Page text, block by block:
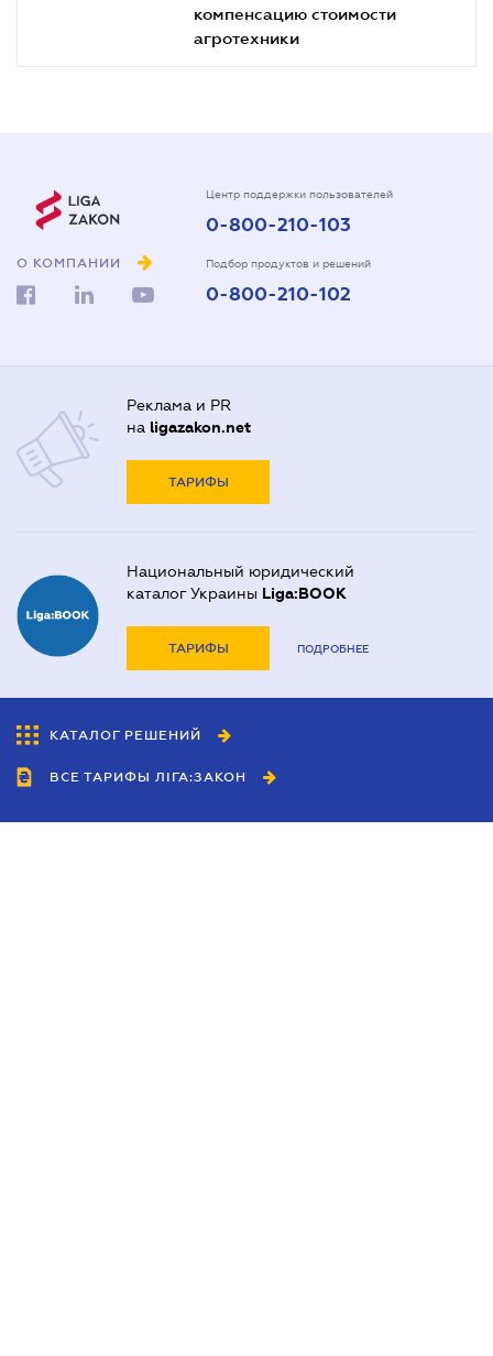
компенсацию стоимости
агротехники
О КОМПАНИИ
Центр поддержки пользователей
0-800-210-103
Подбор продуктов и решений
0-800-210-102
Реклама и PR
на ligazakon.net
ТАРИФЫ
Национальный юридический
каталог Украины Liga:BOOK
ТАРИФЫ ПОДРОБНЕЕ
КАТАЛОГ РЕШЕНИЙ
ВСЕ ТАРИФЫ ЛІГА:ЗАКОН